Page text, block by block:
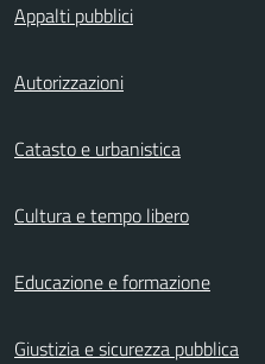
Appalti pubblici
Autorizzazioni
Catasto e urbanistica
Cultura e tempo libero
Educazione e formazione
Giustizia e sicurezza pubblica